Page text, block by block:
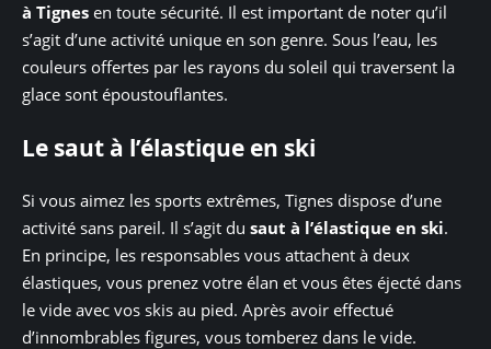
à Tignes en toute sécurité. Il est important de noter qu’il
s’agit d’une activité unique en son genre. Sous l’eau, les
couleurs offertes par les rayons du soleil qui traversent la
glace sont époustouflantes.
Le saut à l’élastique en ski
Si vous aimez les sports extrêmes, Tignes dispose d’une
activité sans pareil. Il s’agit du saut à l’élastique en ski.
En principe, les responsables vous attachent à deux
élastiques, vous prenez votre élan et vous êtes éjecté dans
le vide avec vos skis au pied. Après avoir effectué
d’innombrables figures, vous tomberez dans le vide.